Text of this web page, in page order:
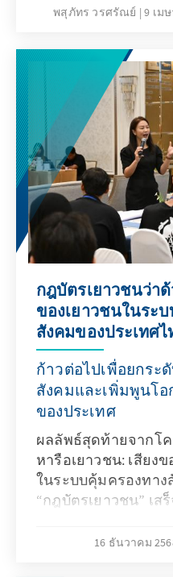
งาน Generative AI
และการป้อนคำสั่งงา
การทำงานขององค์กร
ปฏิบัติการที่ให้ผู้เข้าร่
พื้นฐานและการประยุ
อบรมเชิงปฏิบัติการ ผู้
ใช้ปัญญาประดิษฐ์เชิง
AI) ในงานหลากหลา
การร่างเอกสาร การ
จัดการผลการปฏิบัติง
บุคลากรสู่การเป็นรัฐ
Parliament)
พสุภัทร วรศรัณย์ 9 เม
กฎบัตรเยาวชนว่า
ของเยาวชนในระ
สังคมของประเทศไ
ก้าวต่อไปเพื่อยกระ
สังคมและเพิ่มพูนโอ
ของประเทศ
ผลลัพธ์สุดท้ายจากโค
หารือเยาวชน: เสียง
ในระบบคุ้มครองทาง
“กฎบัตรเยาวชน” เ
มหาวิทยาลัยธรรมศ
16 ธันวาคม